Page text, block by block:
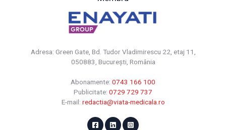
Adresa: Green Gate, Bd. Tudor Vladimirescu 22, etaj 11,
050883, Bucureşti, România
Abonamente: 0743 166 100
Publicitate: 0729 729 737
E-mail: redactia@viata-medicala.ro